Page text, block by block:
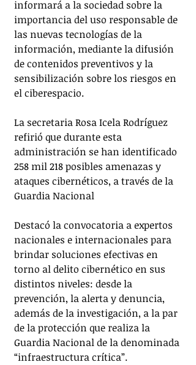
informará a la sociedad sobre la
importancia del uso responsable de
las nuevas tecnologías de la
información, mediante la difusión
de contenidos preventivos y la
sensibilización sobre los riesgos en
el ciberespacio.
La secretaria Rosa Icela Rodríguez
refirió que durante esta
administración se han identificado
258 mil 218 posibles amenazas y
ataques cibernéticos, a través de la
Guardia Nacional
Destacó la convocatoria a expertos
nacionales e internacionales para
brindar soluciones efectivas en
torno al delito cibernético en sus
distintos niveles: desde la
prevención, la alerta y denuncia,
además de la investigación, a la par
de la protección que realiza la
Guardia Nacional de la denominada
“infraestructura crítica”.